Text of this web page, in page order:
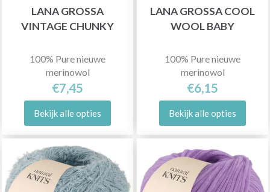
LANA GROSSA
VINTAGE CHUNKY
100% Pure nieuwe
merinowol
€7,45
Bekijk alle opties
LANA GROSSA COOL
WOOL BABY
100% Pure nieuwe
merinowol
€6,15
Bekijk alle opties